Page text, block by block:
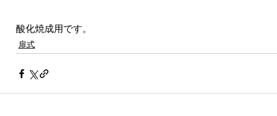
酸化焼成用です。
扉式